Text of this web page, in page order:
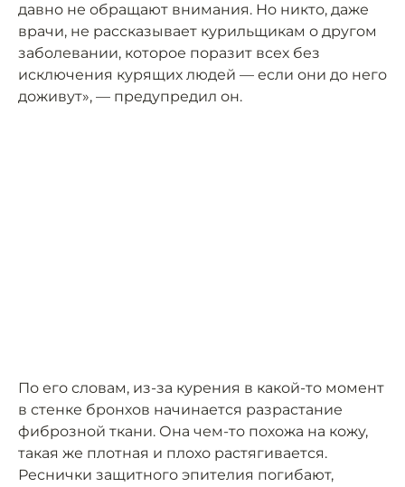
давно не обращают внимания. Но никто, даже
врачи, не рассказывает курильщикам о другом
заболевании, которое поразит всех без
исключения курящих людей — если они до него
доживут», — предупредил он.
По его словам, из-за курения в какой-то момент
в стенке бронхов начинается разрастание
фиброзной ткани. Она чем-то похожа на кожу,
такая же плотная и плохо растягивается.
Реснички защитного эпителия погибают,